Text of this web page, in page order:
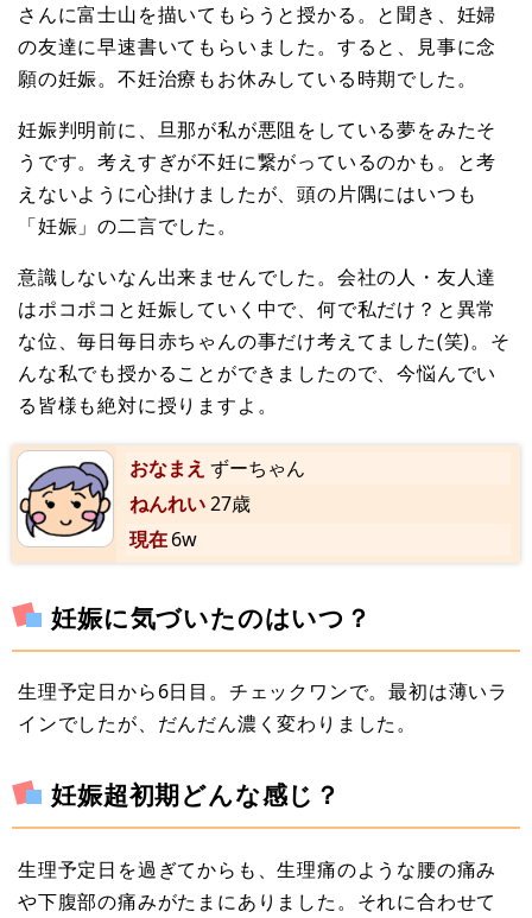
さんに富士山を描いてもらうと授かる。と聞き、妊婦
の友達に早速書いてもらいました。すると、見事に念
願の妊娠。不妊治療もお休みしている時期でした。
妊娠判明前に、旦那が私が悪阻をしている夢をみたそ
うです。考えすぎが不妊に繋がっているのかも。と考
えないように心掛けましたが、頭の片隅にはいつも
「妊娠」の二言でした。
意識しないなん出来ませんでした。会社の人・友人達
はポコポコと妊娠していく中で、何で私だけ？と異常
な位、毎日毎日赤ちゃんの事だけ考えてました(笑)。そ
んな私でも授かることができましたので、今悩んでい
る皆様も絶対に授りますよ。
おなまえ ずーちゃん
ねんれい27歳
現在6w
妊娠に気づいたのはいつ？
生理予定日から6日目。チェックワンで。最初は薄いラ
インでしたが、だんだん濃く変わりました。
妊娠超初期どんな感じ？
生理予定日を過ぎてからも、生理痛のような腰の痛み
や下腹部の痛みがたまにありました。それに合わせて